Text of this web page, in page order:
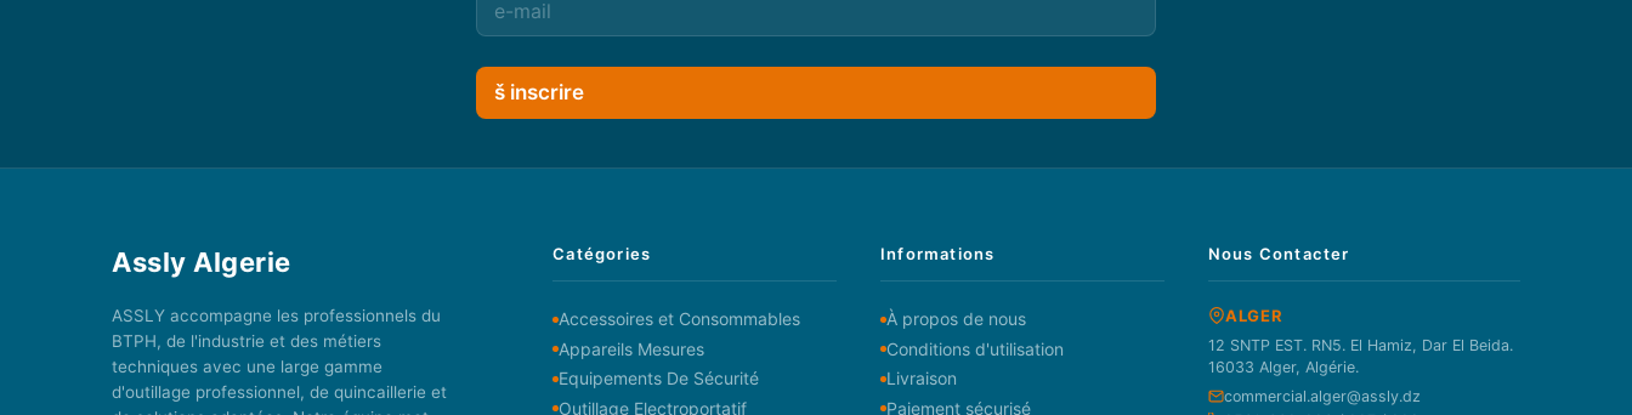
š inscrire
Assly Algerie
ASSLY accompagne les professionnels du
BTPH, de l'industrie et des métiers
techniques avec une large gamme
d'outillage professionnel, de quincaillerie et
Catégories
Accessoires et Consommables
Appareils Mesures
Equipements De Sécurité
Outillage Electroportatif
Informations
À propos de nous
Conditions d'utilisation
Livraison
Paiement sécurisé
Nous Contacter
ALGER
12 SNTP EST. RN5. El Hamiz, Dar El Beida.
16033 Alger, Algérie.
commercial.alger@assly.dz